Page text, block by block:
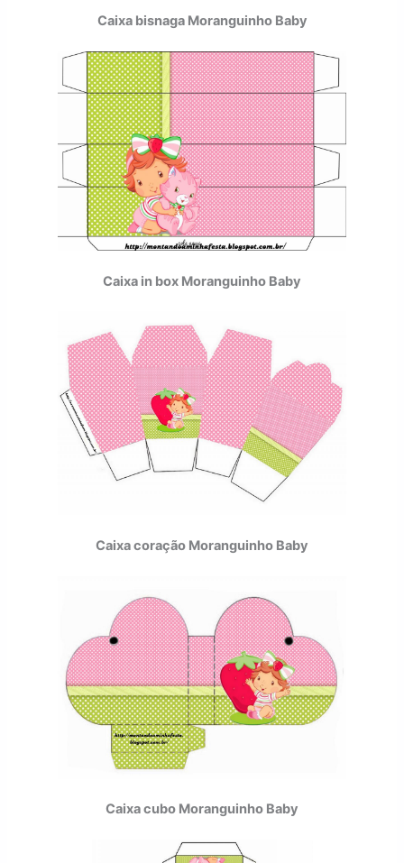
Caixa bisnaga Moranguinho Baby
Caixa in box Moranguinho Baby
Caixa coração Moranguinho Baby
Caixa cubo Moranguinho Baby